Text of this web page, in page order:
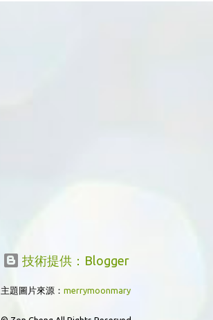
技術提供：Blogger
主題圖片來源： merrymoonmary